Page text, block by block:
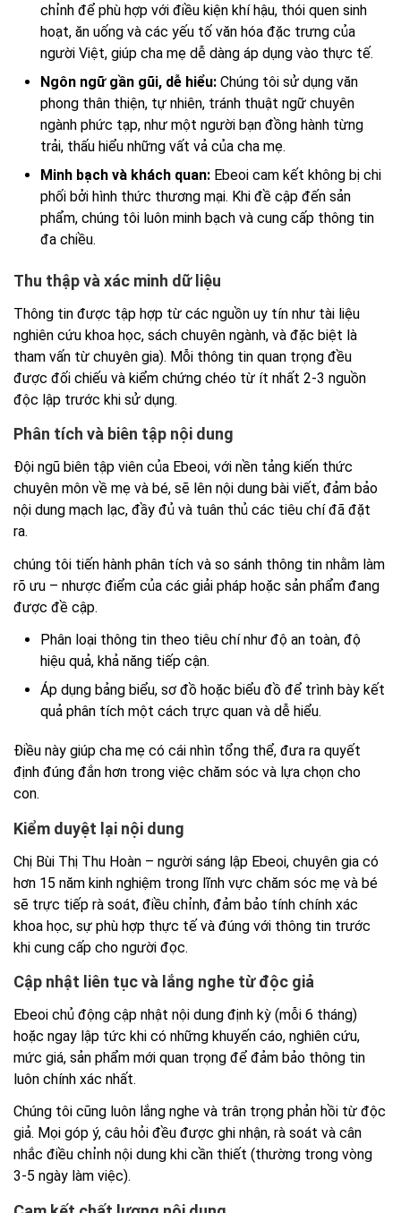
chỉnh để phù hợp với điều kiện khí hậu, thói quen sinh
hoạt, ăn uống và các yếu tố văn hóa đặc trưng của
người Việt, giúp cha mẹ dễ dàng áp dụng vào thực tế.
Ngôn ngữ gần gũi, dễ hiểu: Chúng tôi sử dụng văn
phong thân thiện, tự nhiên, tránh thuật ngữ chuyên
ngành phức tạp, như một người bạn đồng hành từng
trải, thấu hiểu những vất vả của cha mẹ.
Minh bạch và khách quan: Ebeoi cam kết không bị chi
phối bởi hình thức thương mại. Khi đề cập đến sản
phẩm, chúng tôi luôn minh bạch và cung cấp thông tin
đa chiều.
Thu thập và xác minh dữ liệu
Thông tin được tập hợp từ các nguồn uy tín như tài liệu
nghiên cứu khoa học, sách chuyên ngành, và đặc biệt là
tham vấn từ chuyên gia). Mỗi thông tin quan trọng đều
được đối chiếu và kiểm chứng chéo từ ít nhất 2-3 nguồn
độc lập trước khi sử dụng.
Phân tích và biên tập nội dung
Đội ngũ biên tập viên của Ebeoi, với nền tảng kiến thức
chuyên môn về mẹ và bé, sẽ lên nội dung bài viết, đảm bảo
nội dung mạch lạc, đầy đủ và tuân thủ các tiêu chí đã đặt
ra.
chúng tôi tiến hành phân tích và so sánh thông tin nhằm làm
rõ ưu – nhược điểm của các giải pháp hoặc sản phẩm đang
được đề cập.
Phân loại thông tin theo tiêu chí như độ an toàn, độ
hiệu quả, khả năng tiếp cận.
Áp dụng bảng biểu, sơ đồ hoặc biểu đồ để trình bày kết
quả phân tích một cách trực quan và dễ hiểu.
Điều này giúp cha mẹ có cái nhìn tổng thể, đưa ra quyết
định đúng đắn hơn trong việc chăm sóc và lựa chọn cho
con.
Kiểm duyệt lại nội dung
Chị Bùi Thị Thu Hoàn – người sáng lập Ebeoi, chuyên gia có
hơn 15 năm kinh nghiệm trong lĩnh vực chăm sóc mẹ và bé
sẽ trực tiếp rà soát, điều chỉnh, đảm bảo tính chính xác
khoa học, sự phù hợp thực tế và đúng với thông tin trước
khi cung cấp cho người đọc.
Cập nhật liên tục và lắng nghe từ độc giả
Ebeoi chủ động cập nhật nội dung định kỳ (mỗi 6 tháng)
hoặc ngay lập tức khi có những khuyến cáo, nghiên cứu,
mức giá, sản phẩm mới quan trọng để đảm bảo thông tin
luôn chính xác nhất.
Chúng tôi cũng luôn lắng nghe và trân trọng phản hồi từ độc
giả. Mọi góp ý, câu hỏi đều được ghi nhận, rà soát và cân
nhắc điều chỉnh nội dung khi cần thiết (thường trong vòng
3-5 ngày làm việc).